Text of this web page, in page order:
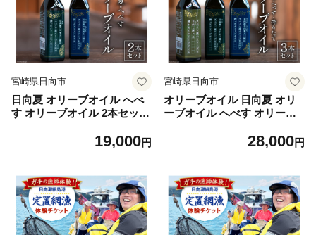
宮崎県日向市
日向夏 オリーブオイル へべ
す オリーブオイル 2本セット
市 452060739] 油 オリーブ油
19,000円
宮崎県日向市
オリーブオイル 日向夏 オリ
ーブオイル へべす オリーブ
リーブ園 宮崎県 日向市 4520
28,000円